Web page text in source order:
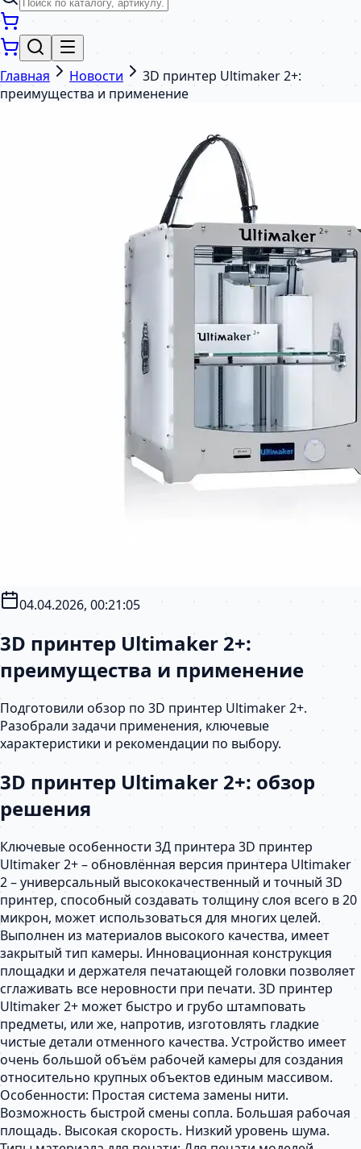
Главная Новости
3D принтер Ultimaker 2+:
преимущества и применение
04.04.2026, 00:21:05
3D принтер Ultimaker 2+:
преимущества и применение
Подготовили обзор по 3D принтер Ultimaker 2+.
Разобрали задачи применения, ключевые
характеристики и рекомендации по выбору.
3D принтер Ultimaker 2+: обзор
решения
Ключевые особенности 3Д принтера 3D принтер
Ultimaker 2+ – обновлённая версия принтера Ultimaker
2 – универсальный высококачественный и точный 3D
принтер, способный создавать толщину слоя всего в 20
микрон, может использоваться для многих целей.
Выполнен из материалов высокого качества, имеет
закрытый тип камеры. Инновационная конструкция
площадки и держателя печатающей головки позволяет
сглаживать все неровности при печати. 3D принтер
Ultimaker 2+ может быстро и грубо штамповать
предметы, или же, напротив, изготовлять гладкие
чистые детали отменного качества. Устройство имеет
очень большой объём рабочей камеры для создания
относительно крупных объектов единым массивом.
Особенности: Простая система замены нити.
Возможность быстрой смены сопла. Большая рабочая
площадь. Высокая скорость. Низкий уровень шума.